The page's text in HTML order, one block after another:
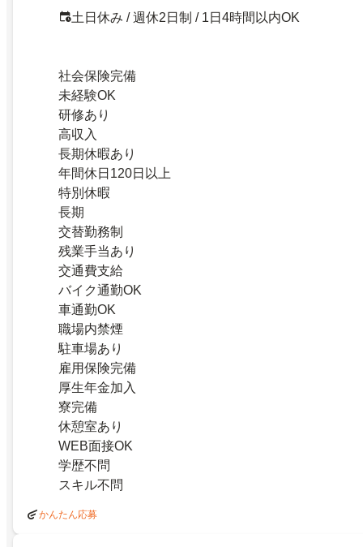
土日休み / 週休2日制 / 1日4時間以内OK
社会保険完備
未経験OK
研修あり
高収入
長期休暇あり
年間休日120日以上
特別休暇
長期
交替勤務制
残業手当あり
交通費支給
バイク通勤OK
車通勤OK
職場内禁煙
駐車場あり
雇用保険完備
厚生年金加入
寮完備
休憩室あり
WEB面接OK
学歴不問
スキル不問
かんたん応募